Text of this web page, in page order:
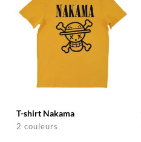
T-shirt Nakama
2 couleurs